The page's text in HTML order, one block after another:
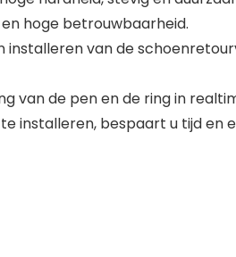
hoge betrouwbaarheid.
installeren van de
van de pen en de ring in
installeren, bespaart u tijd en